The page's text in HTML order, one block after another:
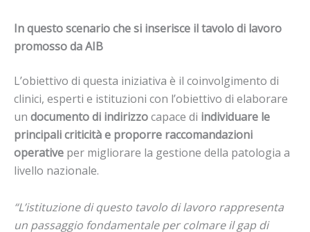
In questo scenario che si inserisce il tavolo di lavoro
promosso da AIB
L’obiettivo di questa iniziativa è il coinvolgimento di
clinici, esperti e istituzioni con l’obiettivo di elaborare
un documento di indirizzocapace di individuare le
principali criticità e proporre raccomandazioni
operative per migliorare la gestione della patologia a
livello nazionale.
“L’istituzione di questo tavolo di lavoro rappresenta
un passaggio fondamentale per colmare il gap di